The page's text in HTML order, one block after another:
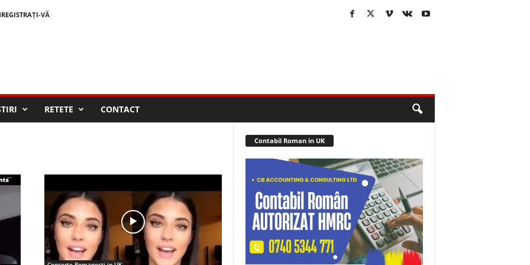
VĂ
RETETE CONTACT
Contabil Roman in UK